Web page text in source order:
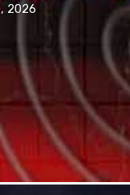
2026